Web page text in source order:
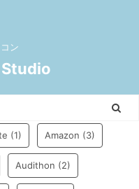
ン
(1) Amazon (3)
Audithon (2)